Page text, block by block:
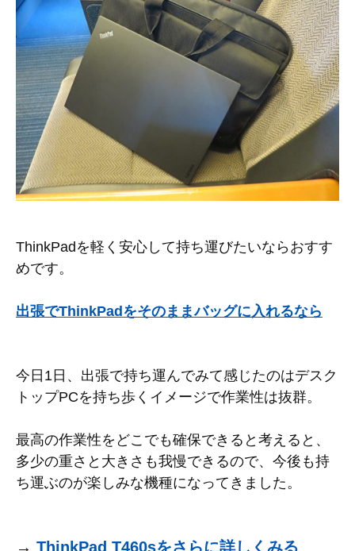
ThinkPadを軽く安心して持ち運びたいならおすす
めです。
出張でThinkPadをそのままバッグに入れるなら
今日1日、出張で持ち運んでみて感じたのはデスク
トップPCを持ち歩くイメージで作業性は抜群。
最高の作業性をどこでも確保できると考えると、
多少の重さと大きさも我慢できるので、今後も持
ち運ぶのが楽しみな機種になってきました。
→ ThinkPad T460sをさらに詳しくみる